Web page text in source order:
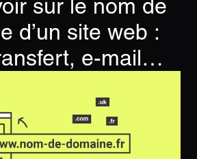
sur le nom de
d’un site web :
e-mail…